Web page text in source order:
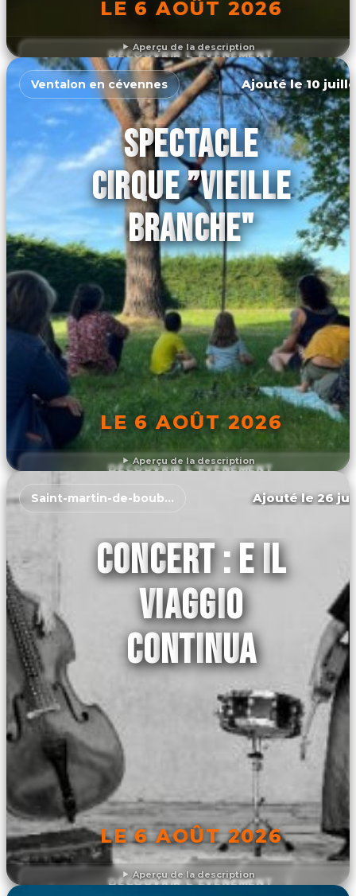
Aperçu de la description
LE 6 AOÛT 2026
DÉCOUVRIR L'ÉVÉNEMENT
Aperçu de la description
Ventalon en cévennes Ajouté le 10
SPECTACLE
CIRQUE ”VIEILLE
BRANCHE"
LE 6 AOÛT 2026
DÉCOUVRIR L'ÉVÉNEMENT
Aperçu de la description
Saint-martin-de-boubaux Ajouté le 26
CONCERT : E IL
VIAGGIO
CONTINUA
LE 6 AOÛT 2026
DÉCOUVRIR L'ÉVÉNEMENT